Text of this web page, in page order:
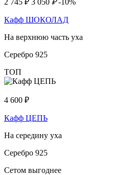
2 745 ₽ 3 050 ₽ -10%
Кафф ШОКОЛАД
На верхнюю часть уха
Серебро 925
ТОП
4 600 ₽
Кафф ЦЕПЬ
На середину уха
Серебро 925
Сетом выгоднее